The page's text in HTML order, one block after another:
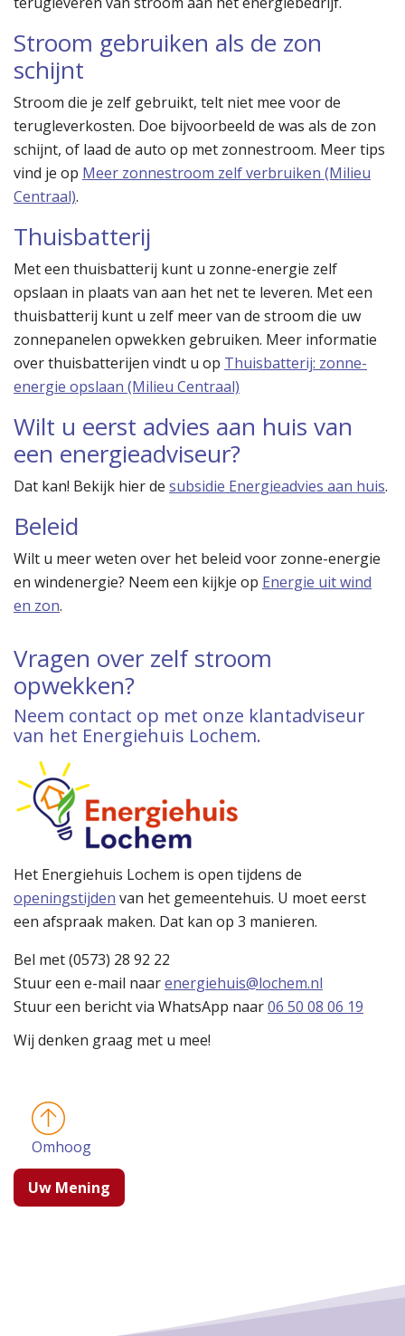
Stroom gebruiken als de zon
schijnt
Stroom die je zelf gebruikt, telt niet mee voor de
terugleverkosten. Doe bijvoorbeeld de was als de zon
schijnt, of laad de auto op met zonnestroom. Meer tips
vind je op Meer zonnestroom zelf verbruiken (Milieu
Centraal).
Thuisbatterij
Met een thuisbatterij kunt u zonne-energie zelf
opslaan in plaats van aan het net te leveren. Met een
thuisbatterij kunt u zelf meer van de stroom die uw
zonnepanelen opwekken gebruiken. Meer informatie
over thuisbatterijen vindt u op Thuisbatterij: zonne-
energie opslaan (Milieu Centraal)
Wilt u eerst advies aan huis van
een energieadviseur?
Dat kan! Bekijk hier de subsidie Energieadvies aan huis.
Beleid
Wilt u meer weten over het beleid voor zonne-energie
en windenergie? Neem een kijkje op Energie uit wind
en zon.
Vragen over zelf stroom
opwekken?
Neem contact op met onze klantadviseur
van het Energiehuis Lochem.
Het Energiehuis Lochem is open tijdens de
openingstijden van het gemeentehuis. U moet eerst
een afspraak maken. Dat kan op 3 manieren.
Bel met (0573) 28 92 22
Stuur een e-mail naarenergiehuis@lochem.nl
Stuur een bericht via WhatsApp naar06 50 08 06 19
Wij denken graag met u mee!
Omhoog
Uw Mening